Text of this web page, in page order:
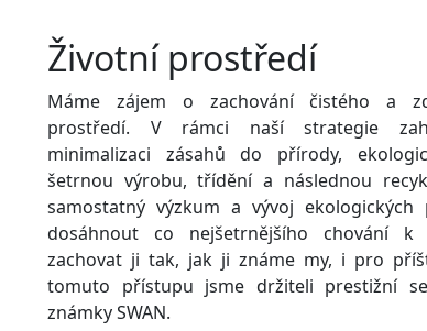
Životní prostředí
Máme zájem o zachování čistého a
prostředí. V rámci naší strategie
minimalizaci zásahů do přírody,
šetrnou výrobu, třídění a následnou
samostatný výzkum a vývoj ekologických
dosáhnout co nejšetrnějšího chování
zachovat ji tak, jak ji známe my, i pro
tomuto přístupu jsme držiteli prestižní
známky SWAN.